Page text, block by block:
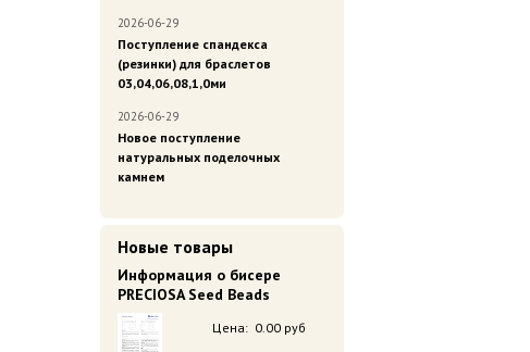
2026-06-29
Поступление спандекса
(резинки) для браслетов
03,04,06,08,1,0ми
2026-06-29
Новое поступление
натуральных поделочных
камнем
Новые товары
Информация о бисере
PRECIOSA Seed Beads
Цена: 0.00 руб